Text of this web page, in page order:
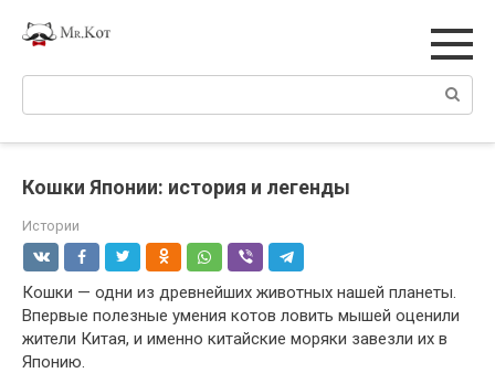
Поиск:
Кошки Японии: история и легенды
Истории
Кошки — одни из древнейших животных нашей планеты.
Впервые полезные умения котов ловить мышей оценили
жители Китая, и именно китайские моряки завезли их в
Японию.